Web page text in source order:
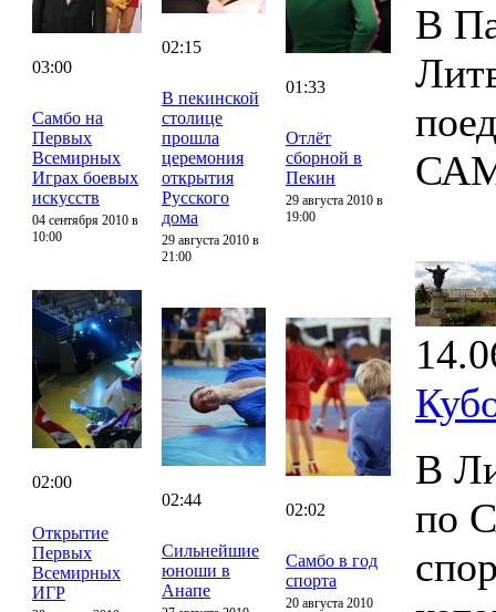
03:00
Самбо на
Первых
Всемирных
Играх боевых
искусств
04 сентября 2010 в
10:00
02:15
В пекинской
столице
прошла
церемония
открытия
Русского
дома
29 августа 2010 в
21:00
01:33
Отлёт
сборной в
Пекин
29 августа 2010 в
19:00
02:00
Открытие
Первых
Всемирных
ИГР
02:44
Сильнейшие
юноши в
Анапе
02:02
Самбо в год
спорта
20 августа 2010
В
В
по